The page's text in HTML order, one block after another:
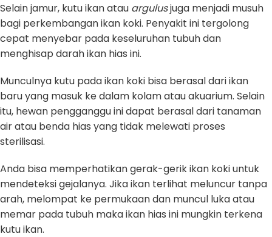
Selain jamur, kutu ikan atau argulusjuga menjadi musuh
bagi perkembangan ikan koki. Penyakit ini tergolong
cepat menyebar pada keseluruhan tubuh dan
menghisap darah ikan hias ini.
Munculnya kutu pada ikan koki bisa berasal dari ikan
baru yang masuk ke dalam kolam atau akuarium. Selain
itu, hewan pengganggu ini dapat berasal dari tanaman
air atau benda hias yang tidak melewati proses
sterilisasi.
Anda bisa memperhatikan gerak-gerik ikan koki untuk
mendeteksi gejalanya. Jika ikan terlihat meluncur tanpa
arah, melompat ke permukaan dan muncul luka atau
memar pada tubuh maka ikan hias ini mungkin terkena
kutu ikan.